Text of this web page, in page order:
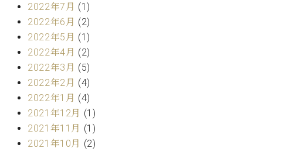
2022年7月 (1)
2022年6月 (2)
2022年5月 (1)
2022年4月 (2)
2022年3月 (5)
2022年2月 (4)
2022年1月 (4)
2021年12月 (1)
2021年11月 (1)
2021年10月 (2)